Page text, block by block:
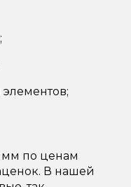
по ценам
В нашей